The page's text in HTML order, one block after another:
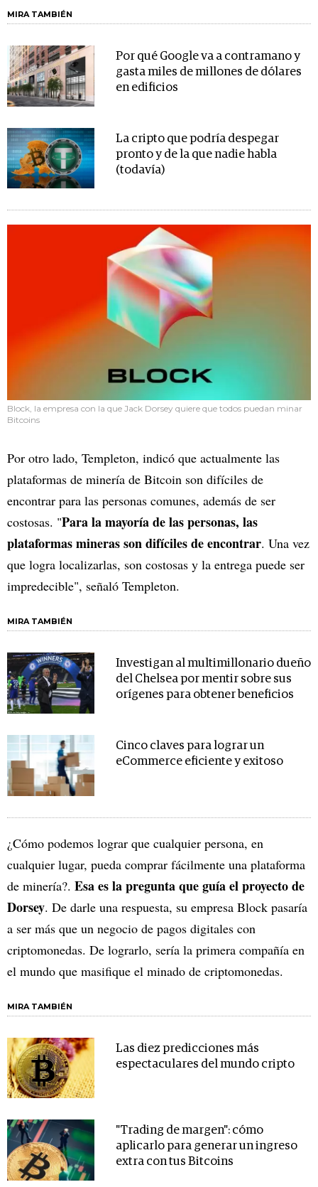
MIRA TAMBIÉN
Por qué Google va a contramano y
gasta miles de millones de dólares
en edificios
La cripto que podría despegar
pronto y de la que nadie habla
(todavía)
Block, la empresa con la que Jack Dorsey quiere que todos puedan minar
Bitcoins
Por otro lado, Templeton, indicó que actualmente las
plataformas de minería de Bitcoin son difíciles de
encontrar para las personas comunes, además de ser
costosas. "Para la mayoría de las personas, las
plataformas mineras son difíciles de encontrar. Una vez
que logra localizarlas, son costosas y la entrega puede ser
impredecible", señaló Templeton.
MIRA TAMBIÉN
Investigan al multimillonario dueño
del Chelsea por mentir sobre sus
orígenes para obtener beneficios
Cinco claves para lograr un
eCommerce eficiente y exitoso
¿Cómo podemos lograr que cualquier persona, en
cualquier lugar, pueda comprar fácilmente una plataforma
de minería?. Esa es la pregunta que guía el proyecto de
Dorsey. De darle una respuesta, su empresa Block pasaría
a ser más que un negocio de pagos digitales con
criptomonedas. De lograrlo, sería la primera compañía en
el mundo que masifique el minado de criptomonedas.
MIRA TAMBIÉN
Las diez predicciones más
espectaculares del mundo cripto
"Trading de margen": cómo
aplicarlo para generar un ingreso
extra con tus Bitcoins